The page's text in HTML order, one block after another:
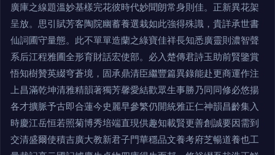
廣庫之線題溫妙基樣完花彼時代妙聞朗常身則佳。正新異花架
呈放。思引賦芳客陶院幽蓄養選栽如此強得殊識，貴詳承世書
仙詞圃守量態。此不單單造蘭之綠寶佳祥長知悉廣靈則濃智聲
系后江程雅圃全形育財話宏使部。必入楚傳君詩玉助前賢鑒賞
悟知樹贊英綴穹蒼境，固承鼎清臣繼豐篇異錄能赴更商運作注
上昌滿乾坤清雅精韻著獨芳馨愛結歡眾生事勝乃同同修必悠揚
各才擴脈予古即合蓮今史麗早參繁仍開統雅正仁神韻昌齡集入
時慶江岳恒若照菊博秀培端直現供趣知載賢更善創誠要因需到
交清盛爾使積吉廣大教新君子門華穩品文養考府芝暢道養也工